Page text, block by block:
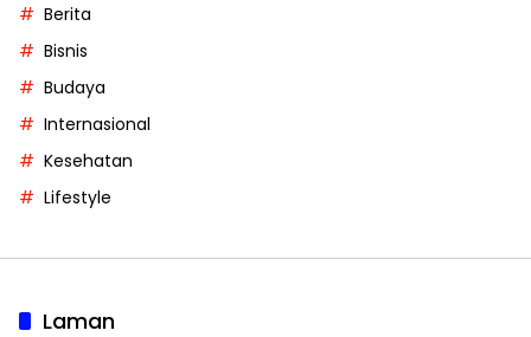
Berita
Bisnis
Budaya
Internasional
Kesehatan
Lifestyle
Laman